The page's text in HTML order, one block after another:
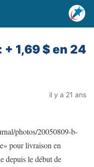
1,69 $ en 24
il y a 21 ans
photos/20050809-b-
pour livraison en
depuis le début de